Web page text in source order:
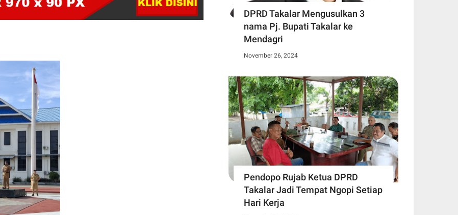
DPRD Takalar Mengusulkan 3
nama Pj. Bupati Takalar ke
Mendagri
November 26, 2024
Pendopo Rujab Ketua DPRD
Takalar Jadi Tempat Ngopi Setiap
Hari Kerja